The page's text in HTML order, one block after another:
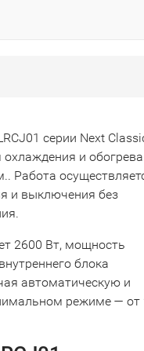
серии Next
и обогрева
Работа
и выключения без
2600 Вт, мощность
блока
автоматическую и
режиме — от